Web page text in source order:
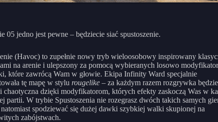
05 jedno jest pewne – będziecie siać spustoszenie.
(Havoc) to zupełnie nowy tryb wieloosobowy inspirowany
na arenie i ulepszony za pomocą wybieranych losowo
które zawrócą Wam w głowie. Ekipa Infinity Ward specjalnie
tę mapę w stylu rougelike – za każdym razem rozgrywka
chaotyczna dzięki modyfikatorom, których efekty zaskoczą Was w
partii. W trybie Spustoszenia nie rozegrasz dwóch takich samych
spodziewać się dużej dawki szybkiej walki skupionej na
zabójstwach.